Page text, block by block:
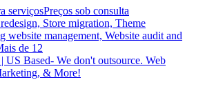
serviçosPreços sob consulta
Store migration, Theme
website management, Website audit and
de 12